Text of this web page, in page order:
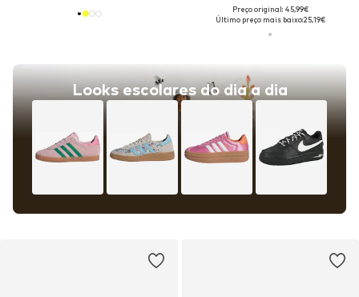
Looks escolares do dia a dia
Preço original: 45,99€
Último preço mais baixo:25,19€